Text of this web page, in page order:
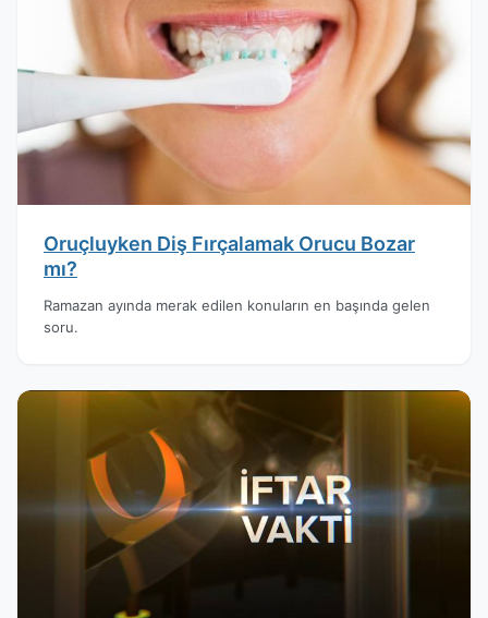
Oruçluyken Diş Fırçalamak Orucu Bozar
mı?
Ramazan ayında merak edilen konuların en başında gelen
soru.